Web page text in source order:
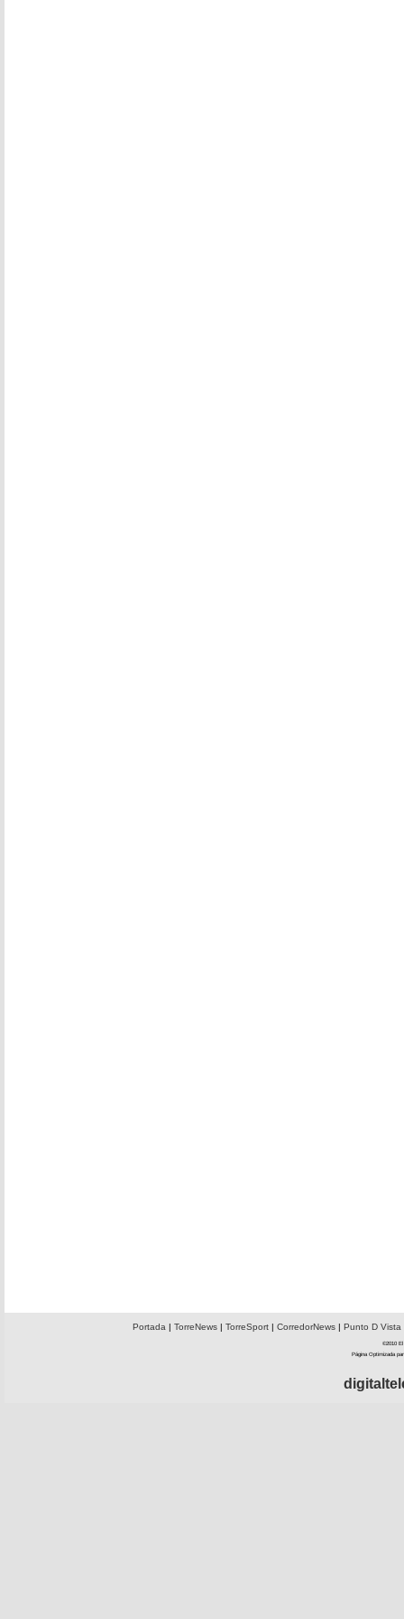
Portada | TorreNews| TorreSport| CorredorNews| Punto D Vista
©2010 El
Página Optimizada